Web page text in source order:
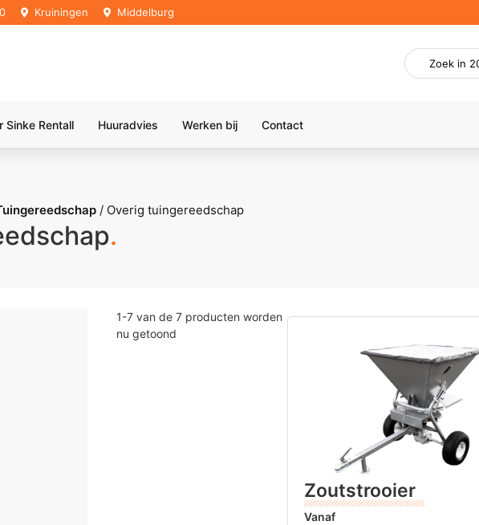
Kruiningen Middelburg
Sinke Rentall Huuradvies Werken bij Contact
/ Overig tuingereedschap
.
1-7 van de7 producten worden
nu getoond
Zoutstrooier
Vanaf